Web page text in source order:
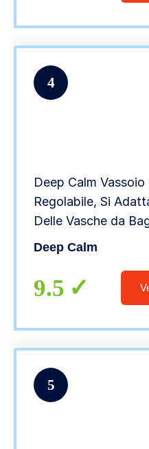
4
Deep Calm
Regolabile, Si
Delle Vasche da
Bagno di Lusso per
iPad, Telefono,
(Naturale)
Deep Calm
9.5
5